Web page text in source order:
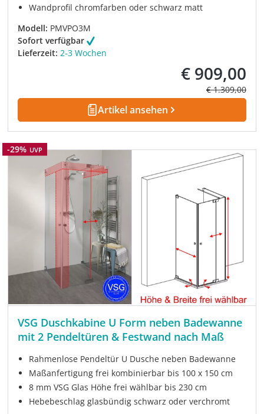
Wandprofil chromfarben oder schwarz matt
Modell: PMVPO3M
Sofort verfügbar
Lieferzeit: 2-3 Wochen
Verkaufspreis:
€ 909,00
Regulärer
€ 1.309,00
Artikel ansehen
Rabatt
-29% UVP
VSG Duschkabine U Form neben Badewanne
mit 2 Pendeltüren & Festwand nach Maß
Rahmenlose Pendeltür U Dusche neben Badewanne
Maßanfertigung frei kombinierbar bis 100 x 150 cm
8 mm VSG Glas Höhe frei wählbar bis 230 cm
Hebebeschlag glasbündig schwarz oder verchromt